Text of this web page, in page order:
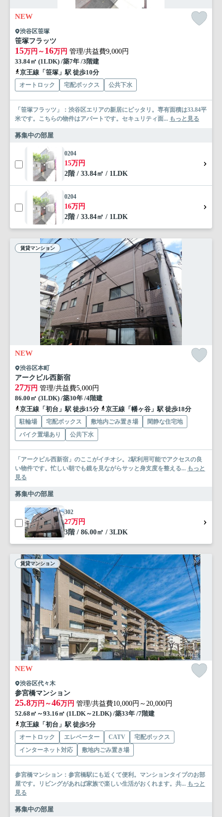
NEW
渋谷区笹塚
笹塚フラッツ
15万円～ 16万円 管理/共益費9,000円
33.84㎡ (1LDK) /築7年 /3階建
京王線「笹塚」駅 徒歩10分
オートロック 宅配ボックス 公共下水
「笹塚フラッツ」：渋谷区エリアの新居にピッタリ。専有面積は33.84平
米です。こちらの物件はアパートです。セキュリティ面... もっと見る
募集中の部屋
0204
15万円
2階 / 33.84㎡ / 1LDK
0204
16万円
2階 / 33.84㎡ / 1LDK
賃貸マンション
NEW
渋谷区本町
アークビル西新宿
27万円 管理/共益費5,000円
86.00㎡ (3LDK) /築30年 /4階建
京王線「初台」駅 徒歩15分
京王線「幡ヶ谷」駅 徒歩18分
駐輪場 宅配ボックス 敷地内ごみ置き場
閑静な住宅地
バイク置場あり
公共下水
「アークビル西新宿」のここがイチオシ。2駅利用可能でアクセスの良
い物件です。忙しい朝でも鏡を見ながらサッと身支度を整える... もっと
見る
募集中の部屋
302
27万円
3階 / 86.00㎡ / 3LDK
賃貸マンション
NEW
渋谷区代々木
参宮橋マンション
25.8万円～46万円 管理/共益費10,000円～20,000円
52.68㎡～93.16㎡ (1LDK～2LDK) /築33年 /7階建
京王線「初台」駅 徒歩5分
オートロック エレベーター CATV
宅配ボックス
インターネット対応
敷地内ごみ置き場
参宮橋マンション：参宮橋駅にも近くて便利。マンションタイプのお部
屋です。リビングがあれば家族で楽しい生活がおくれます。共... もっと
見る
募集中の部屋